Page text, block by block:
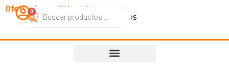
OfertasImperdibles.cl
CatálogoContactoNosotros
0